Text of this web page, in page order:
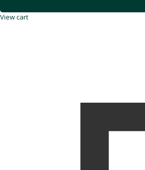
View cart